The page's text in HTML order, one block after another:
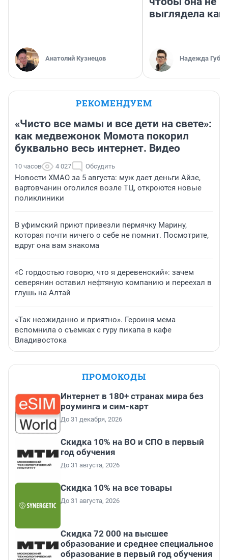
Анатолий Кузнецов
выглядела как
Надежда
РЕКОМЕНДУЕМ
«Чисто все мамы и все дети на свете»:
как медвежонок Момота покорил
буквально весь интернет. Видео
10 часов 4 027 Обсудить
Новости ХМАО за 5 августа: муж дает деньги Айзе,
вартовчанин оголился возле ТЦ, откроются новые
поликлиники
В уфимский приют привезли пермячку Марину,
которая почти ничего о себе не помнит. Посмотрите,
вдруг она вам знакома
«С гордостью говорю, что я деревенский»: зачем
северянин оставил нефтяную компанию и переехал в
глушь на Алтай
«Так неожиданно и приятно». Героиня мема
вспомнила о съемках с гуру пикапа в кафе
Владивостока
ПРОМОКОДЫ
Интернет в 180+ странах мира без
роуминга и сим-карт
До 31 декабря, 2026
Скидка 10% на ВО и СПО в первый
год обучения
До 31 августа, 2026
Скидка 10% на все товары
До 31 августа, 2026
Скидка 72 000 на высшее
образование и среднее специальное
образование в первый год обучения